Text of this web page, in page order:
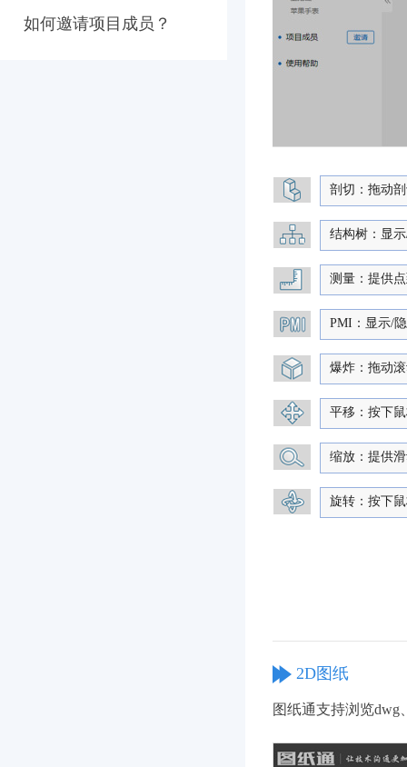
如何邀请项目成员？
剖切：拖动
结构树：显
测量：提供
PMI：显示/
爆炸：拖动
平移：按下
缩放：提供
旋转：按下
2D图纸
图纸通支持浏览dwg